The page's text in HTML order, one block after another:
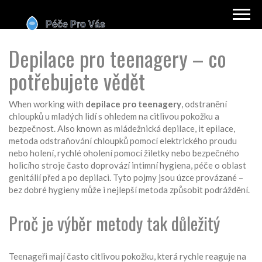
Depilace pro teenagery – co
potřebujete vědět
When working with depilace pro teenagery,odstranění
chloupků u mladých lidí s ohledem na citlivou pokožku a
bezpečnost. Also known as mládežnická depilace, itepilace,
metoda odstraňování chloupků pomocí elektrického proudu
nebo holení,rychlé oholení pomocí žiletky nebo bezpečného
holicího stroječasto doprovázíintimní hygiena,péče o oblast
genitálií před a po depilaci. Tyto pojmy jsou úzce provázané –
bez dobré hygieny může i nejlepší metoda způsobit podráždění.
Proč je výběr metody tak důležitý
Teenageři mají často citlivou pokožku, která rychle reaguje na